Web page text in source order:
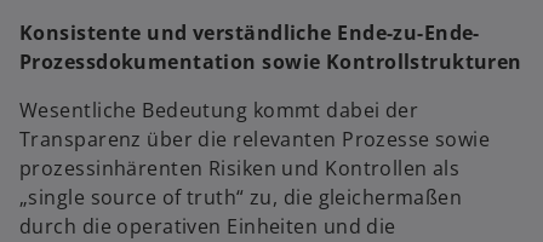
Konsistente und verständliche Ende-zu-Ende-
Prozessdokumentation sowie Kontrollstrukturen
Wesentliche Bedeutung kommt dabei der
Transparenz über die relevanten Prozesse sowie
prozessinhärenten Risiken und Kontrollen als
„single source of truth“ zu, die gleichermaßen
durch die operativen Einheiten und die